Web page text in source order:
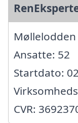
Ansatte: 52
Startdato:
CVR: